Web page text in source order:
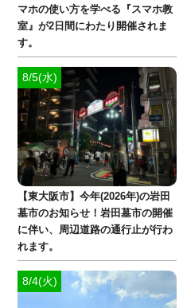
マホの使い方を学べる『スマホ教
室』が2日間にわたり開催されま
す。
8/5(水)
【東大阪市】今年(2026年)の岩田
墓市のお知らせ！岩田墓市の開催
に伴い、周辺道路の通行止が行わ
れます。
8/4(火)